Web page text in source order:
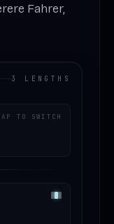
Fahrer,
3 LENGTHS
TO SWITCH